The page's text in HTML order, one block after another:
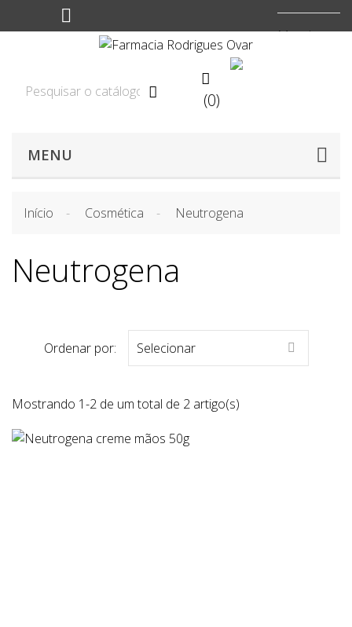
Moeda:


(0)
MENU
Início Cosmética Neutrogena
Neutrogena
Ordenar por: Selecionar 
Mostrando 1-2 de um total de 2 artigo(s)